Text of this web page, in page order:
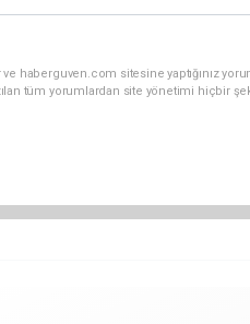
haberguven.com sitesine yaptığınız
tüm yorumlardan site yönetimi hiçbir